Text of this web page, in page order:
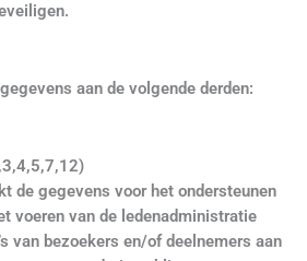
aan de volgende derden:
de gegevens voor het ondersteunen
voeren van de ledenadministratie
van bezoekers en/of deelnemers aan